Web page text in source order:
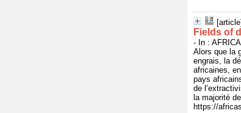
[article]
Fields of
- In :
Alors que la
engrais, la
africaines,
pays
de
la majorité
https://